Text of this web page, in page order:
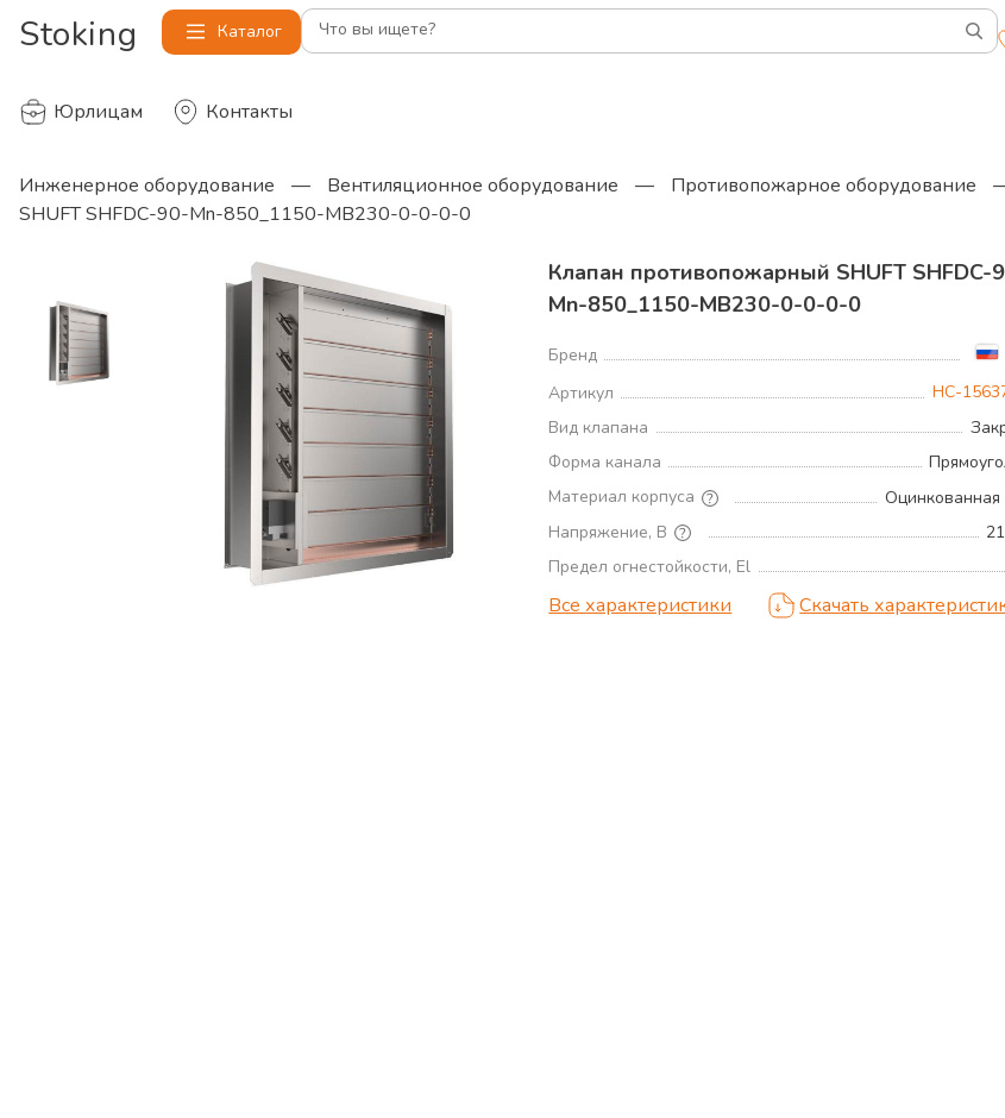
Stoking Каталог Что вы ищете?
Юрлицам Контакты
Инженерное оборудование — Вентиляционное оборудование — Противопожарное оборудование
SHUFT SHFDC-90-Mn-850_1150-MB230-0-0-0-0
Клапан противопожарный SHUFT SHFDC-
Mn-850_1150-MB230-0-0-0-0
Бренд
Артикул
НС-
Вид клапана
Форма канала
Материал корпуса
Оцинкованная
Напряжение, В
Предел огнестойкости, El
Все характеристики Скачать